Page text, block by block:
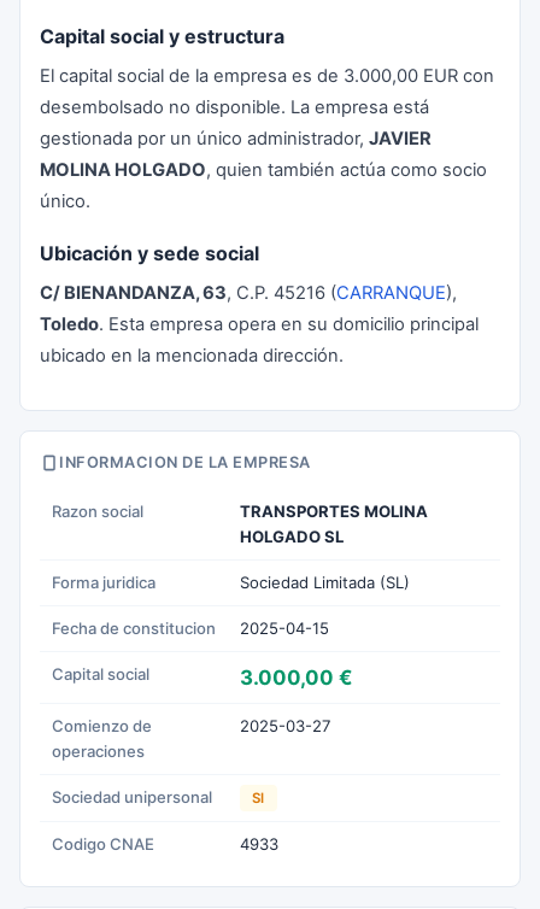
Capital social y estructura
El capital social de la empresa es de 3.000,00 EUR con
desembolsado no disponible. La empresa está
gestionada por un único administrador, JAVIER
MOLINA HOLGADO, quien también actúa como socio
único.
Ubicación y sede social
C/ BIENANDANZA, 63, C.P. 45216 (CARRANQUE),
Toledo. Esta empresa opera en su domicilio principal
ubicado en la mencionada dirección.
INFORMACION DE LA EMPRESA
Razon social
TRANSPORTES MOLINA
HOLGADO SL
Forma juridica Sociedad Limitada (SL)
Fecha de constitucion 2025-04-15
Capital social 3.000,00 €
Comienzo de
operaciones
2025-03-27
Sociedad unipersonal SI
Codigo CNAE 4933